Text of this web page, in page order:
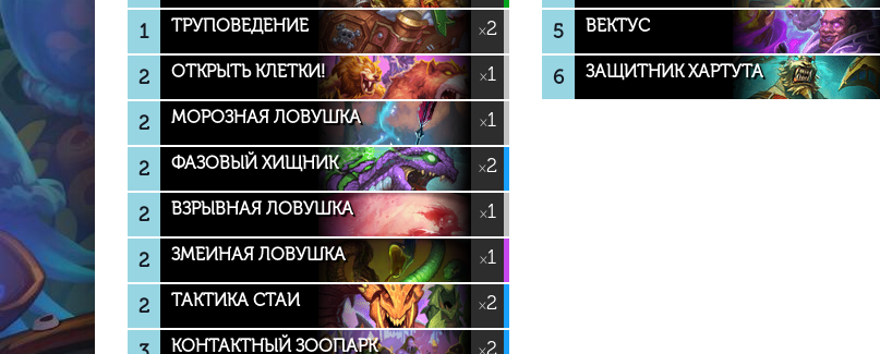
1 ТРУПОВЕДЕНИЕ ×2
2 ОТКРЫТЬ КЛЕТКИ! ×1
2 МОРОЗНАЯ ЛОВУШКА ×1
2 ФАЗОВЫЙ ХИЩНИК ×2
2 ВЗРЫВНАЯ ЛОВУШКА ×1
2 ЗМЕИНАЯ ЛОВУШКА ×1
2 ТАКТИКА СТАИ ×2
КОНТАКТНЫЙ ЗООПАРК 2
5 ВЕКТУС
6 ЗАЩИТНИК ХАРТУТА